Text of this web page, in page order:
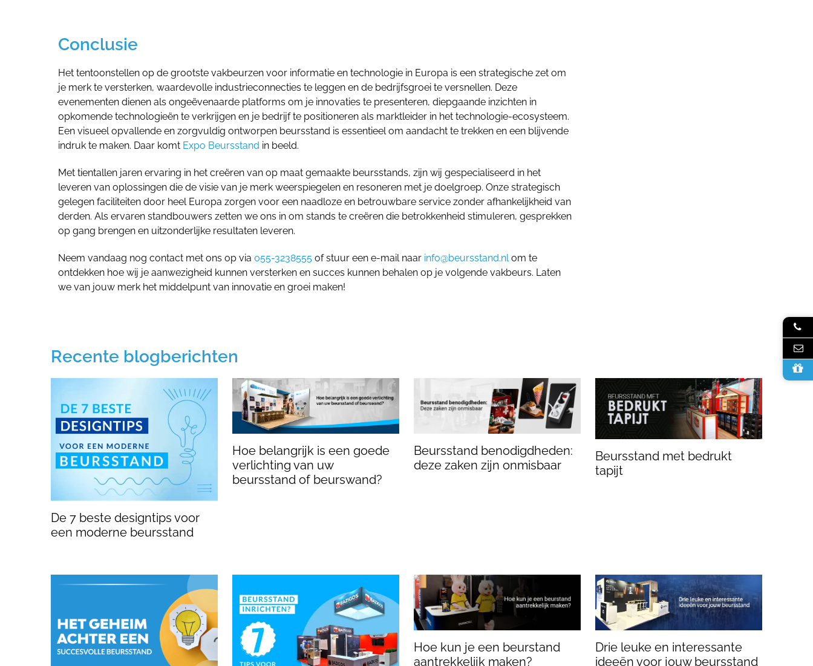
Conclusie
Het tentoonstellen op de grootste vakbeurzen voor informatie en technologie in Europa is een strategische zet om
je merk te versterken, waardevolle industrieconnecties te leggen en de bedrijfsgroei te versnellen. Deze
evenementen dienen als ongeëvenaarde platforms om je innovaties te presenteren, diepgaande inzichten in
opkomende technologieën te verkrijgen en je bedrijf te positioneren als marktleider in het technologie-ecosysteem.
Een visueel opvallende en zorgvuldig ontworpen beursstand is essentieel om aandacht te trekken en een blijvende
indruk te maken. Daar komt Expo Beursstand in beeld.
Met tientallen jaren ervaring in het creëren van op maat gemaakte beursstands, zijn wij gespecialiseerd in het
leveren van oplossingen die de visie van je merk weerspiegelen en resoneren met je doelgroep. Onze strategisch
gelegen faciliteiten door heel Europa zorgen voor een naadloze en betrouwbare service zonder afhankelijkheid van
derden. Als ervaren standbouwers zetten we ons in om stands te creëren die betrokkenheid stimuleren, gesprekken
op gang brengen en uitzonderlijke resultaten leveren.
Neem vandaag nog contact met ons op via 055-3238555 of stuur een e-mail naar info@beursstand.nl om te
ontdekken hoe wij je aanwezigheid kunnen versterken en succes kunnen behalen op je volgende vakbeurs. Laten
we van jouw merk het middelpunt van innovatie en groei maken!
Recente blogberichten
De 7 beste designtips voor
een moderne beursstand
Hoe belangrijk is een goede
verlichting van uw
beursstand of beurswand?
Beursstand benodigdheden:
deze zaken zijn onmisbaar
Beursstand met bedrukt
tapijt
Hoe kun je een beurstand
aantrekkelijk maken?
Drie leuke en interessante
ideeën voor jouw beursstand